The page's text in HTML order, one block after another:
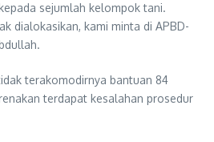
sejumlah kelompok tani.
dialokasikan, kami minta di APBD-
terakomodirnya bantuan 84
terdapat kesalahan prosedur